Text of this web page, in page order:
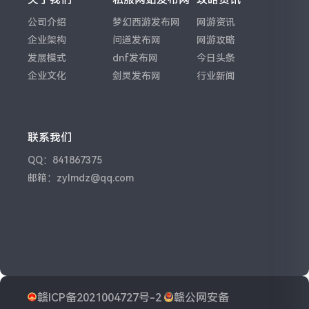
公司介绍
企业架构
发展模式
企业文化
梦幻西游发布网
问道发布网
dnf发布网
剑灵发布网
网游资讯
网游攻略
今日头条
行业新闻
联系我们
QQ：841867375
邮箱：zylmdz@qq.com
赣ICP备2021004727号-2
赣公网安备